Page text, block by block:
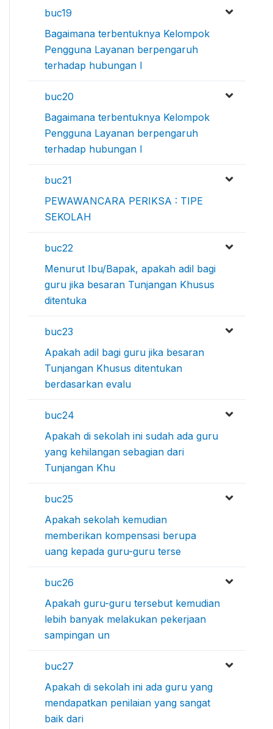
buc19
Bagaimana terbentuknya Kelompok
Pengguna Layanan berpengaruh
terhadap hubungan I
buc20
Bagaimana terbentuknya Kelompok
Pengguna Layanan berpengaruh
terhadap hubungan I
buc21
PEWAWANCARA PERIKSA : TIPE
SEKOLAH
buc22
Menurut Ibu/Bapak, apakah adil bagi
guru jika besaran Tunjangan Khusus
ditentuka
buc23
Apakah adil bagi guru jika besaran
Tunjangan Khusus ditentukan
berdasarkan evalu
buc24
Apakah di sekolah ini sudah ada guru
yang kehilangan sebagian dari
Tunjangan Khu
buc25
Apakah sekolah kemudian
memberikan kompensasi berupa
uang kepada guru-guru terse
buc26
Apakah guru-guru tersebut kemudian
lebih banyak melakukan pekerjaan
sampingan un
buc27
Apakah di sekolah ini ada guru yang
mendapatkan penilaian yang sangat
baik dari